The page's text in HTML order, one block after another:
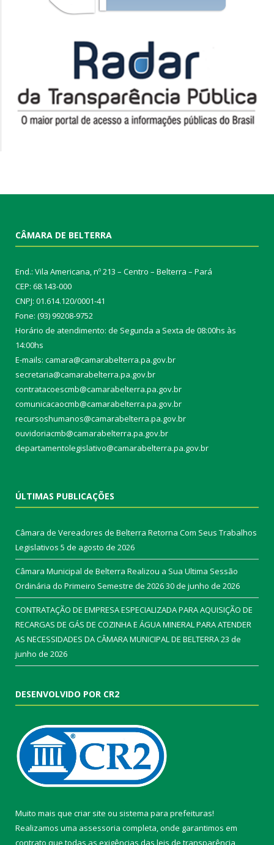
CÂMARA DE BELTERRA
End.: Vila Americana, nº 213 – Centro – Belterra – Pará
CEP: 68.143-000
CNPJ: 01.614.120/0001-41
Fone: (93) 99208-9752
Horário de atendimento: de Segunda a Sexta de 08:00hs às
14:00hs
E-mails: camara@camarabelterra.pa.gov.br
secretaria@camarabelterra.pa.gov.br
contratacoescmb@camarabelterra.pa.gov.br
comunicacaocmb@camarabelterra.pa.gov.br
recursoshumanos@camarabelterra.pa.gov.br
ouvidoriacmb@camarabelterra.pa.gov.br
departamentolegislativo@camarabelterra.pa.gov.br
ÚLTIMAS PUBLICAÇÕES
Câmara de Vereadores de Belterra Retorna Com Seus Trabalhos
Legislativos 5 de agosto de 2026
Câmara Municipal de Belterra Realizou a Sua Ultima Sessão
Ordinária do Primeiro Semestre de 202630 de junho de 2026
CONTRATAÇÃO DE EMPRESA ESPECIALIZADA PARA AQUISIÇÃO DE
RECARGAS DE GÁS DE COZINHA E ÁGUA MINERAL PARA ATENDER
AS NECESSIDADES DA CÂMARA MUNICIPAL DE BELTERRA23 de
junho de 2026
DESENVOLVIDO POR CR2
Muito mais que criar site ou sistema para prefeituras!
Realizamos uma assessoria completa, onde garantimos em
contrato que todas as exigências das leis de transparência